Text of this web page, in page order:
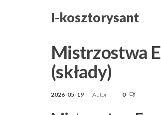
I-kosztorysant
Mistrzostwa
(składy)
2026-05-19 Autor 0